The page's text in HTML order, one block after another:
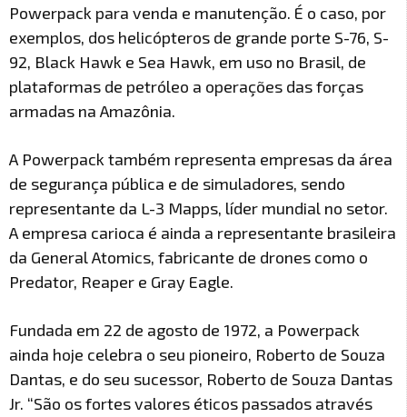
Powerpack para venda e manutenção. É o caso, por
exemplos, dos helicópteros de grande porte S-76, S-
92, Black Hawk e Sea Hawk, em uso no Brasil, de
plataformas de petróleo a operações das forças
armadas na Amazônia.
A Powerpack também representa empresas da área
de segurança pública e de simuladores, sendo
representante da L-3 Mapps, líder mundial no setor.
A empresa carioca é ainda a representante brasileira
da General Atomics, fabricante de drones como o
Predator, Reaper e Gray Eagle.
Fundada em 22 de agosto de 1972, a Powerpack
ainda hoje celebra o seu pioneiro, Roberto de Souza
Dantas, e do seu sucessor, Roberto de Souza Dantas
Jr. “São os fortes valores éticos passados através